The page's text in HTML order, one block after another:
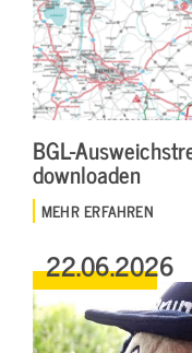
BGL-
downloaden
MEHR ERFAHREN
22.06.2026